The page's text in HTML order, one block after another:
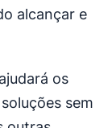
alcançar e
os
sem